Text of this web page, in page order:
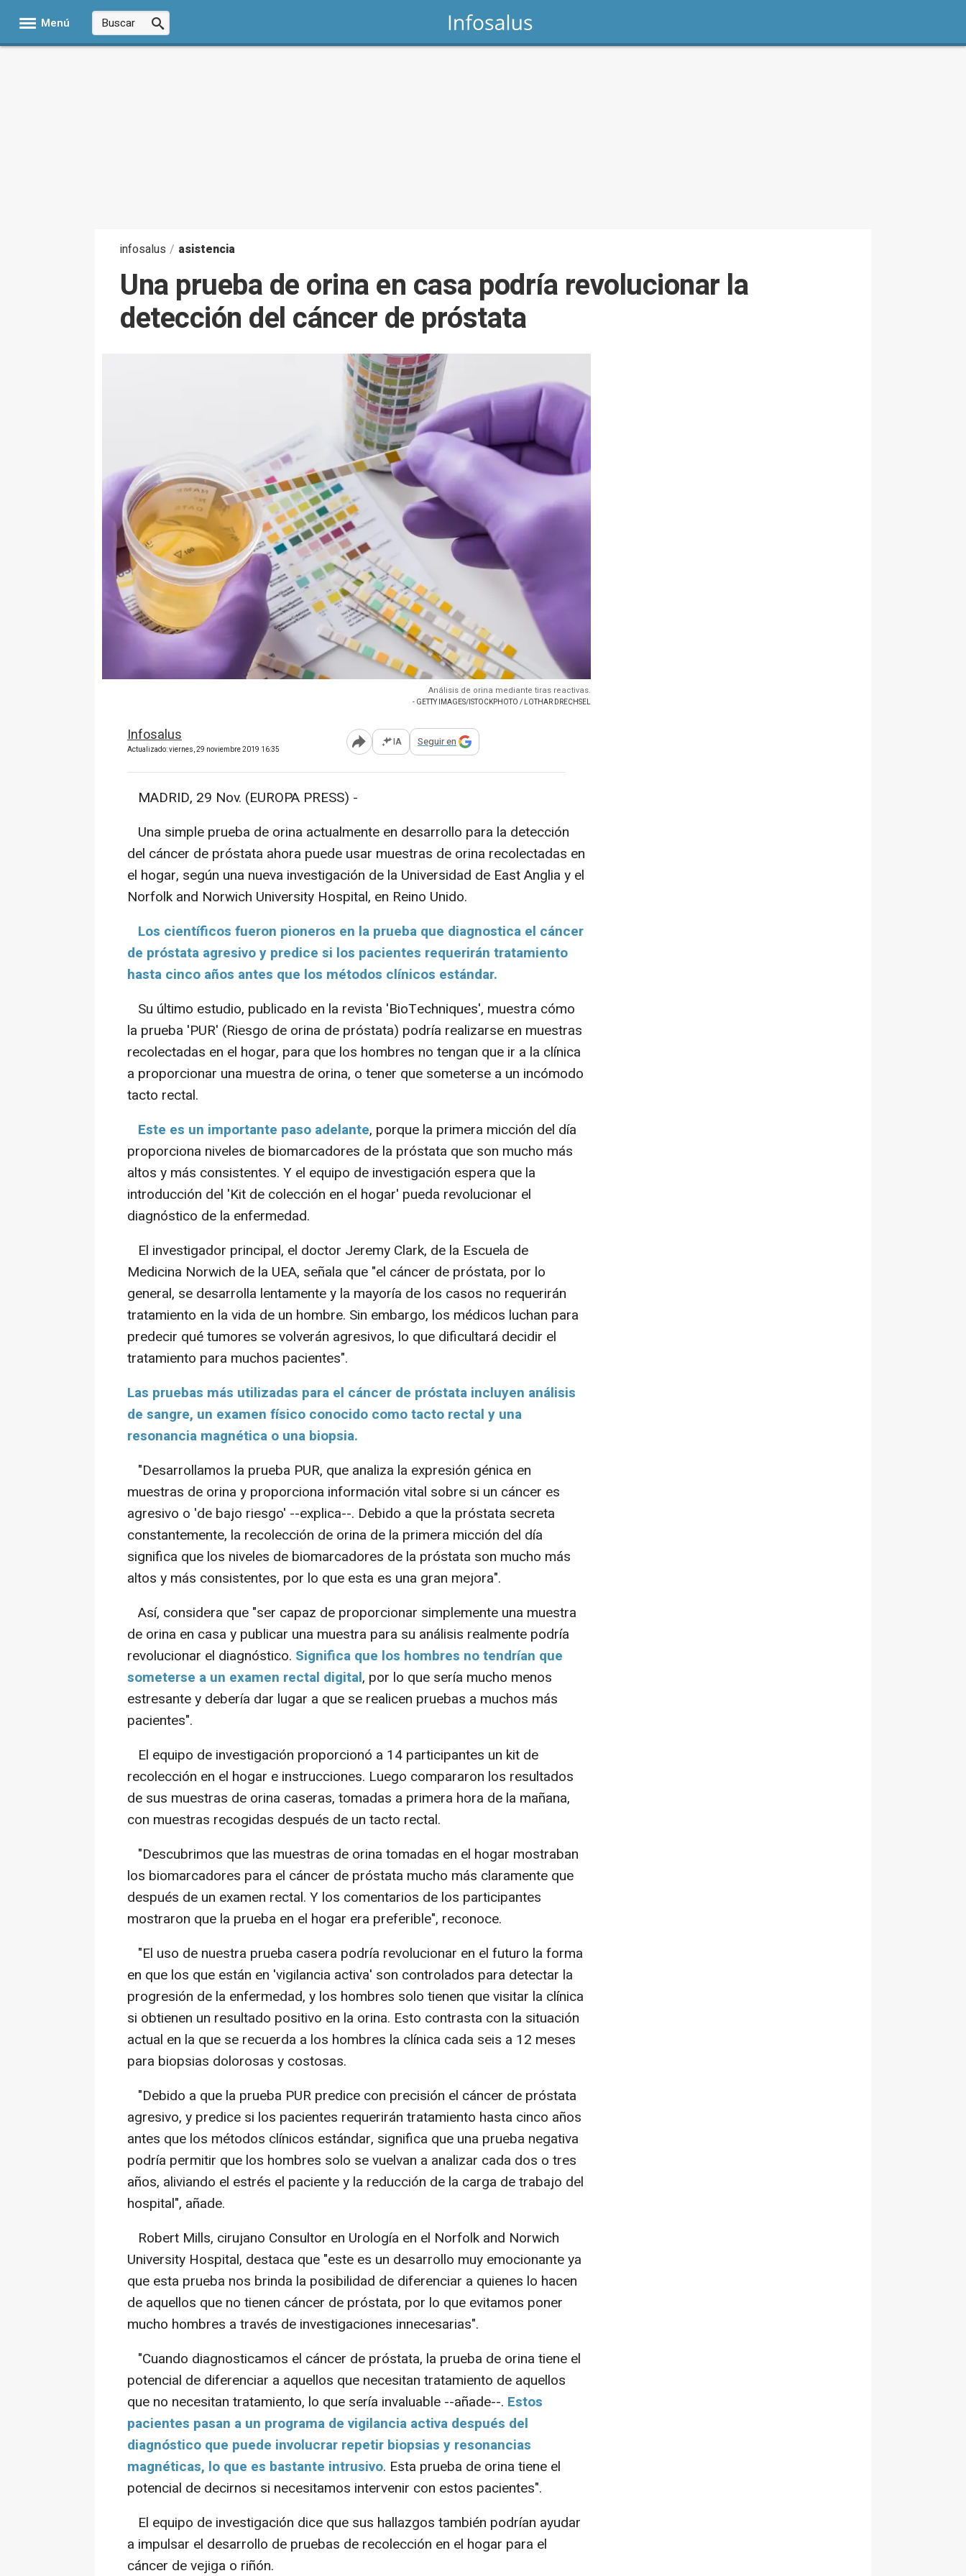
Menú
infosalus / asistencia
Una prueba de orina en casa podría revolucionar la
detección del cáncer de próstata
Análisis de orina mediante tiras reactivas.
- GETTY IMAGES/ISTOCKPHOTO / LOTHAR DRECHSEL
Infosalus
Actualizado: viernes, 29 noviembre 2019 16:35 Abrir opciones para compartir
IA Seguir en
MADRID, 29 Nov. (EUROPA PRESS) -
Una simple prueba de orina actualmente en desarrollo para la detección
del cáncer de próstata ahora puede usar muestras de orina recolectadas en
el hogar, según una nueva investigación de la Universidad de East Anglia y el
Norfolk and Norwich University Hospital, en Reino Unido.
Los científicos fueron pioneros en la prueba que diagnostica el cáncer
de próstata agresivo y predice si los pacientes requerirán tratamiento
hasta cinco años antes que los métodos clínicos estándar.
Su último estudio, publicado en la revista 'BioTechniques', muestra cómo
la prueba 'PUR' (Riesgo de orina de próstata) podría realizarse en muestras
recolectadas en el hogar, para que los hombres no tengan que ir a la clínica
a proporcionar una muestra de orina, o tener que someterse a un incómodo
tacto rectal.
Este es un importante paso adelante, porque la primera micción del día
proporciona niveles de biomarcadores de la próstata que son mucho más
altos y más consistentes. Y el equipo de investigación espera que la
introducción del 'Kit de colección en el hogar' pueda revolucionar el
diagnóstico de la enfermedad.
El investigador principal, el doctor Jeremy Clark, de la Escuela de
Medicina Norwich de la UEA, señala que "el cáncer de próstata, por lo
general, se desarrolla lentamente y la mayoría de los casos no requerirán
tratamiento en la vida de un hombre. Sin embargo, los médicos luchan para
predecir qué tumores se volverán agresivos, lo que dificultará decidir el
tratamiento para muchos pacientes".
Las pruebas más utilizadas para el cáncer de próstata incluyen análisis
de sangre, un examen físico conocido como tacto rectal y una
resonancia magnética o una biopsia.
"Desarrollamos la prueba PUR, que analiza la expresión génica en
muestras de orina y proporciona información vital sobre si un cáncer es
agresivo o 'de bajo riesgo' --explica--. Debido a que la próstata secreta
constantemente, la recolección de orina de la primera micción del día
significa que los niveles de biomarcadores de la próstata son mucho más
altos y más consistentes, por lo que esta es una gran mejora".
Así, considera que "ser capaz de proporcionar simplemente una muestra
de orina en casa y publicar una muestra para su análisis realmente podría
revolucionar el diagnóstico. Significa que los hombres no tendrían que
someterse a un examen rectal digital, por lo que sería mucho menos
estresante y debería dar lugar a que se realicen pruebas a muchos más
pacientes".
El equipo de investigación proporcionó a 14 participantes un kit de
recolección en el hogar e instrucciones. Luego compararon los resultados
de sus muestras de orina caseras, tomadas a primera hora de la mañana,
con muestras recogidas después de un tacto rectal.
"Descubrimos que las muestras de orina tomadas en el hogar mostraban
los biomarcadores para el cáncer de próstata mucho más claramente que
después de un examen rectal. Y los comentarios de los participantes
mostraron que la prueba en el hogar era preferible", reconoce.
"El uso de nuestra prueba casera podría revolucionar en el futuro la forma
en que los que están en 'vigilancia activa' son controlados para detectar la
progresión de la enfermedad, y los hombres solo tienen que visitar la clínica
si obtienen un resultado positivo en la orina. Esto contrasta con la situación
actual en la que se recuerda a los hombres la clínica cada seis a 12 meses
para biopsias dolorosas y costosas.
"Debido a que la prueba PUR predice con precisión el cáncer de próstata
agresivo, y predice si los pacientes requerirán tratamiento hasta cinco años
antes que los métodos clínicos estándar, significa que una prueba negativa
podría permitir que los hombres solo se vuelvan a analizar cada dos o tres
años, aliviando el estrés el paciente y la reducción de la carga de trabajo del
hospital", añade.
Robert Mills, cirujano Consultor en Urología en el Norfolk and Norwich
University Hospital, destaca que "este es un desarrollo muy emocionante ya
que esta prueba nos brinda la posibilidad de diferenciar a quienes lo hacen
de aquellos que no tienen cáncer de próstata, por lo que evitamos poner
mucho hombres a través de investigaciones innecesarias".
"Cuando diagnosticamos el cáncer de próstata, la prueba de orina tiene el
potencial de diferenciar a aquellos que necesitan tratamiento de aquellos
que no necesitan tratamiento, lo que sería invaluable --añade--. Estos
pacientes pasan a un programa de vigilancia activa después del
diagnóstico que puede involucrar repetir biopsias y resonancias
magnéticas, lo que es bastante intrusivo. Esta prueba de orina tiene el
potencial de decirnos si necesitamos intervenir con estos pacientes".
El equipo de investigación dice que sus hallazgos también podrían ayudar
a impulsar el desarrollo de pruebas de recolección en el hogar para el
cáncer de vejiga o riñón.